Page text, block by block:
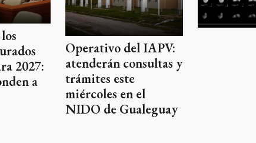
2027:
a
Operativo del IAPV:
atenderán consultas y
trámites este
miércoles en el
NIDO de Gualeguay